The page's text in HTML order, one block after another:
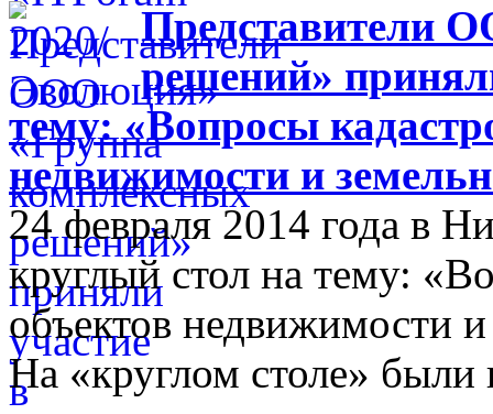
Представители
решений»
тему: «Вопросы
недвижимости и
24 февраля 2014 года в
круглый стол на тему:
объектов недвижимости
На «круглом столе»